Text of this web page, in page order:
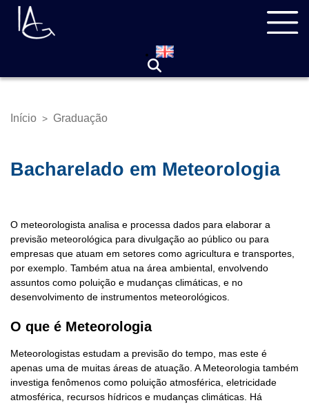
Pular
para
Trilha
Início > Graduação
Bacharelado em Meteorologia
O meteorologista analisa e processa dados para elaborar a
previsão meteorológica para divulgação ao público ou para
empresas que atuam em setores como agricultura e transportes,
por exemplo. Também atua na área ambiental, envolvendo
assuntos como poluição e mudanças climáticas, e no
desenvolvimento de instrumentos meteorológicos.
O que é Meteorologia
Meteorologistas estudam a previsão do tempo, mas este é
apenas uma de muitas áreas de atuação. A Meteorologia também
investiga fenômenos como poluição atmosférica, eletricidade
atmosférica, recursos hídricos e mudanças climáticas. Há